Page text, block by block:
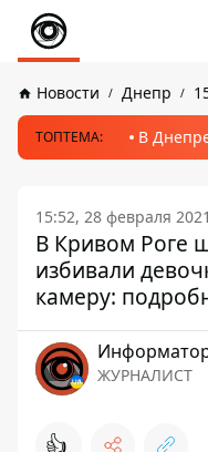
Новости Днепр
ТОПТЕМА: В
15:52, 28 февраля 2021
В Кривом Роге
избивали
камеру:
ЖУРНАЛИСТ
👍